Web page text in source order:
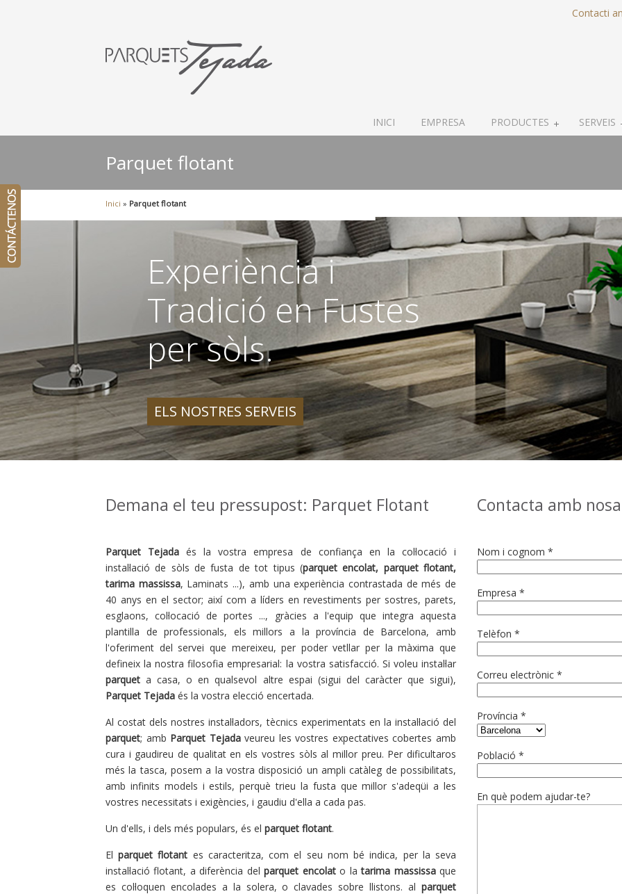
Contacti
INICI EMPRESA PRODUCTES SERVEIS
Parquet flotant
Inici » Parquet flotant
Experiència i
Tradició en Fustes
per sòls.
ELS NOSTRES SERVEIS
Demana el teu pressupost: Parquet Flotant
Parquet Tejada és la vostra empresa de confiança en la col·locació i
instal·lació de sòls de fusta de tot tipus (parquet encolat, parquet flotant,
tarima massissa, Laminats ...), amb una experiència contrastada de més de
40 anys en el sector; així com a líders en revestiments per sostres, parets,
esglaons, col·locació de portes ..., gràcies a l'equip que integra aquesta
plantilla de professionals, els millors a la província de Barcelona, ​​amb
l'oferiment del servei que mereixeu, per poder vetllar per la màxima que
defineix la nostra filosofia empresarial: la vostra satisfacció. Si voleu instal·lar
parqueta casa, o en qualsevol altre espai (sigui del caràcter que sigui),
Parquet Tejada és la vostra elecció encertada.
Al costat dels nostres instal·ladors, tècnics experimentats en la instal·lació del
parquet; amb Parquet Tejadaveureu les vostres expectatives cobertes amb
cura i gaudireu de qualitat en els vostres sòls al millor preu. Per dificultaros
més la tasca, posem a la vostra disposició un ampli catàleg de possibilitats,
amb infinits models i estils, perquè trieu la fusta que millor s'adeqüi a les
vostres necessitats i exigències, i gaudiu d'ella a cada pas.
Un d'ells, i dels més populars, és el parquet flotant.
Elparquet flotant es caracteritza, com el seu nom bé indica, per la seva
instal·lació flotant, a diferència delparquet encolato latarima massissaque
es col·loquen encolades a la solera, o clavades sobre llistons. al parquet
Contacta amb
Nom i cognom *
Empresa *
Telèfon *
Correu electrònic *
Província *
Població *
En què podem ajudar-te?